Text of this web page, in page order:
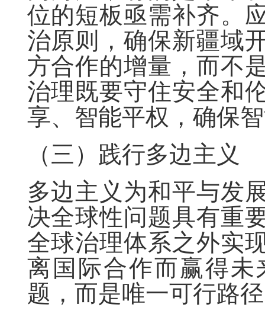
位的短板亟需补齐。
治原则，确保新疆域
方合作的增量，而不
治理既要守住安全和
享、智能平权，确保
（三）践行多边主义
多边主义为和平与发
决全球性问题具有重
全球治理体系之外实
离国际合作而赢得
题，而是唯一可行路